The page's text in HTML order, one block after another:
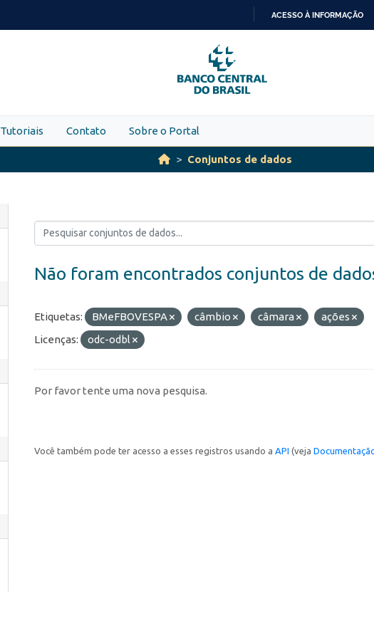
PARA
O
CONTEÚDO
ACESSO À INFORMAÇÃO
Tutoriais Contato Sobre o Portal
Conjuntos de dados
Não foram encontrados conjuntos de
Etiquetas: BMeFBOVESPA câmbio câmara
ações
Licenças:
odc-odbl
Por favor tente uma nova pesquisa.
Você também pode ter acesso a esses registros usando a API (veja